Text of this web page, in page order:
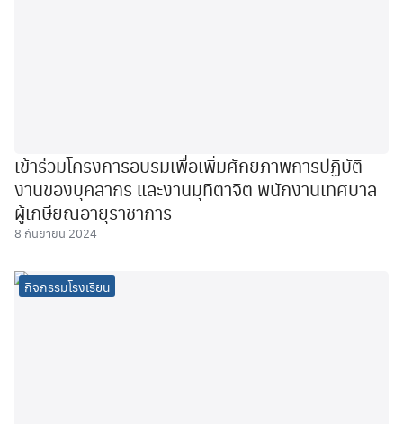
เข้าร่วมโครงการอบรมเพื่อเพิ่มศักยภาพการปฏิบัติ
งานของบุคลากร และงานมุทิตาจิต พนักงานเทศบาล
ผู้เกษียณอายุราชาการ
8 กันยายน 2024
กิจกรรมโรงเรียน